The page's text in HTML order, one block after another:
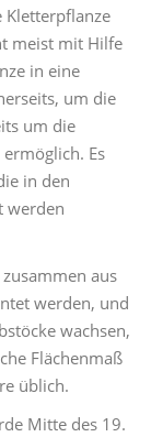
Kletterpflanze
meist mit Hilfe
in eine
um die
um die
Es
in den
werden
aus
werden, und
wachsen,
Flächenmaß
üblich.
Mitte des 19.